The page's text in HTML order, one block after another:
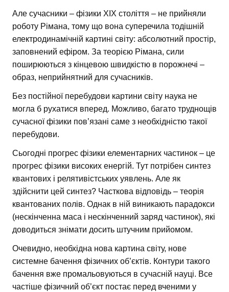
Але сучасники – фізики XIX століття – не прийняли
роботу Рімана, тому що вона суперечила тодішній
електродинамічній картині світу: абсолютний простір,
заповнений ефіром. За теорією Рімана, сили
поширюються з кінцевою швидкістю в порожнечі –
образ, неприйнятний для сучасників.
Без постійної перебудови картини світу наука не
могла б рухатися вперед. Можливо, багато труднощів
сучасної фізики пов’язані саме з необхідністю такої
перебудови.
Сьогодні прогрес фізики елементарних частинок – це
прогрес фізики високих енергій. Тут потрібен синтез
квантових і релятивістських уявлень. Але як
здійснити цей синтез? Часткова відповідь – теорія
квантованих полів. Однак в ній виникають парадокси
(нескінченна маса і нескінченний заряд частинок), які
доводиться знімати досить штучним прийомом.
Очевидно, необхідна нова картина світу, нове
системне бачення фізичних об’єктів. Контури такого
бачення вже промальовуються в сучасній науці. Все
частіше фізичний об’єкт постає перед вченими у